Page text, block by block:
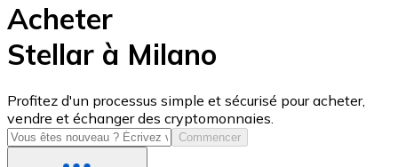
USD Coin
USDC
Acheter
Stellar à Milano
Profitez d'un processus simple et sécurisé pour acheter,
vendre et échanger des cryptomonnaies.
Commencer